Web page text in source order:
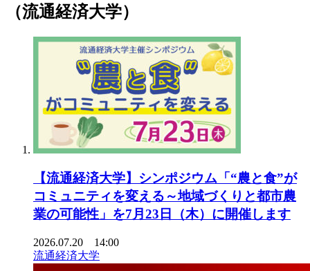
（流通経済大学）
【流通経済大学】シンポジウム「“農と食”が
コミュニティを変える～地域づくりと都市農
業の可能性」を7月23日（木）に開催します
2026.07.20 14:00
流通経済大学